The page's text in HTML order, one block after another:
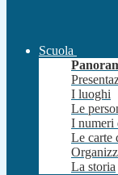
Scuola
I luoghi
Le
I numeri
Le carte
La storia